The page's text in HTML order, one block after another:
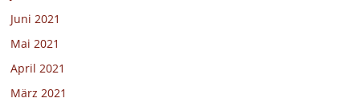
Juni 2021
Mai 2021
April 2021
März 2021